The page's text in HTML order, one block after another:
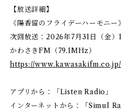
【放送詳細】
《陽香留のフライデーハーモニー》
次回放送：2026年7月31日（金
かわさきFM（79.1MHz）
https://www.kawasakifm.co.jp/
アプリから：「Listen Radio」
インターネットから：「Simul